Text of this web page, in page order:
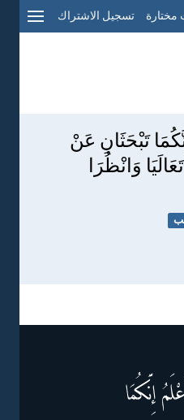
مختارة تسجيل الاشتراك
تَبْحَثَانِ عَنْ
وَانْظُرَا